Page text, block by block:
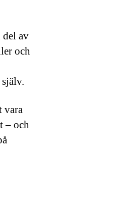
av
och
vara
– och